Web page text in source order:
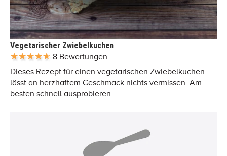
Vegetarischer Zwiebelkuchen
8 Bewertungen
Dieses Rezept für einen vegetarischen Zwiebelkuchen
lässt an herzhaftem Geschmack nichts vermissen. Am
besten schnell ausprobieren.